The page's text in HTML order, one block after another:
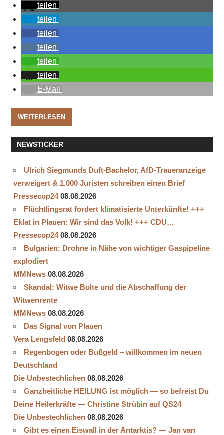
teilen
teilen
teilen
teilen
teilen
teilen
E-Mail
WEITERLESEN
NEWSTICKER
Ulrich Siegmunds Duft-Bachelor, AfD-Traueranzeige
verweigert & 1.000 Juristen schreiben einen Brief
Pressecop24 08.08.2026
Flüchtlingsrat fordert klimatisierte Unterkünfte! +++
Eklat in Plauen: Wir sind das Volk! +++ CDU…
Pressecop24 08.08.2026
Bulgarien: Drohne in Nähe von wichtiger Gaspipeline
explodiert
MMNews 08.08.2026
Skandal: Witwe Bolte und die Abschaffung der
Witwenrente
MMNews 08.08.2026
Das Signal von Plauen
Vera Lengsfeld 08.08.2026
Regenbogen oder Bußgeld – willkommen im neuen
Deutschland
Die Unbestechlichen 08.08.2026
Ganzheitliche HEILUNG ist möglich — so befreist Du
Deine Heilerkräfte — Christine Strübin auf QS24
Die Unbestechlichen 08.08.2026
Gibt es einen Eiswall in der Antarktis? — Jan van